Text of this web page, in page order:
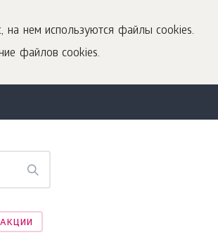
нем используются файлы cookies.
файлов cookies.
АКЦИИ